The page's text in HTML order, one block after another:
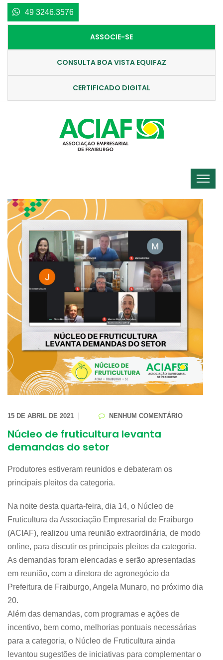
49 3246.3576
ASSOCIE-SE
CONSULTA BOA VISTA EQUIFAZ
CERTIFICADO DIGITAL
15 DE ABRIL DE 2021 NENHUM COMENTÁRIO
Núcleo de fruticultura levanta
demandas do setor
Produtores estiveram reunidos e debateram os
principais pleitos da categoria.
Na noite desta quarta-feira, dia 14, o Núcleo de
Fruticultura da Associação Empresarial de Fraiburgo
(ACIAF), realizou uma reunião extraordinária, de modo
online, para discutir os principais pleitos da categoria.
As demandas foram elencadas e serão apresentadas
em reunião, com a diretora de agronegócio da
Prefeitura de Fraiburgo, Angela Munaro, no próximo dia
20.
Além das demandas, com programas e ações de
incentivo, bem como, melhorias pontuais necessárias
para a categoria, o Núcleo de Fruticultura ainda
levantou sugestões de iniciativas para complementar o